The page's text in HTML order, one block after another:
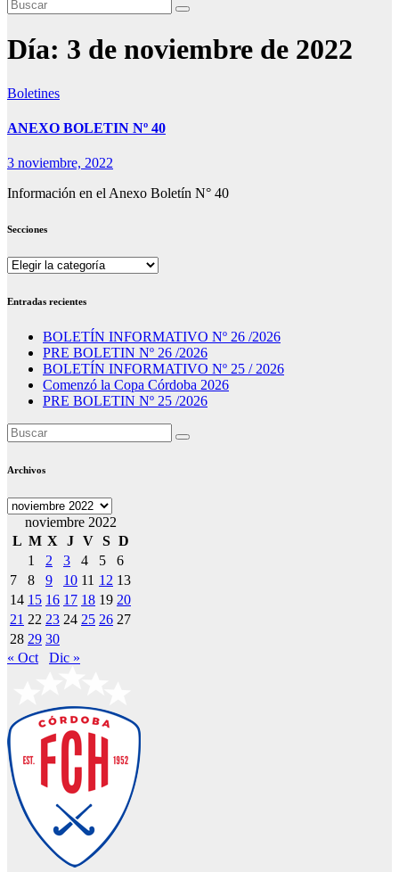
Día: 3 de noviembre de 2022
Boletines
ANEXO BOLETIN Nº 40
3 noviembre, 2022
Información en el Anexo Boletín N° 40
Secciones
Secciones
Entradas recientes
BOLETÍN INFORMATIVO Nº 26 /2026
PRE BOLETIN Nº 26 /2026
BOLETÍN INFORMATIVO Nº 25 / 2026
Comenzó la Copa Córdoba 2026
PRE BOLETIN Nº 25 /2026
Archivos
Archivos
noviembre 2022
L M X J V S D
1
2 3 4 5
6
7
8 9 10 11 12 13
14 15 16 17 18 19 20
21 22 23 24 25 26 27
28 29 30
« Oct
Dic »